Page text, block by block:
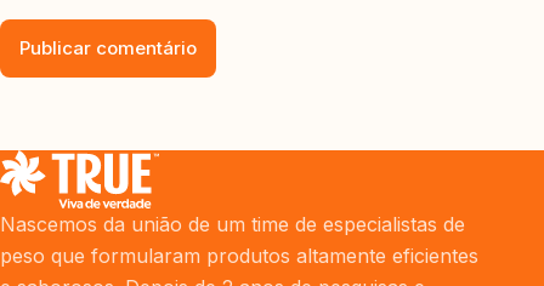
Publicar comentário
Nascemos da união de um time de especialistas de
peso que formularam produtos altamente eficientes